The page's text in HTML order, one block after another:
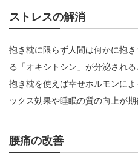
ストレスの解消
抱き枕に限らず人間は何かに抱
る「オキシトシン」が分泌され
抱き枕を使えば幸せホルモンに
ックス効果や睡眠の質の向上が期
腰痛の改善